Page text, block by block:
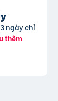
ngày chỉ
thêm